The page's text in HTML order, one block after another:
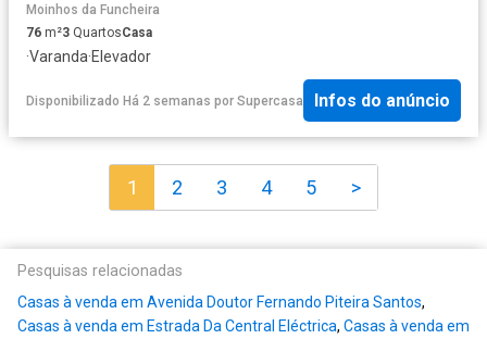
Moinhos da Funcheira
76 m²3 QuartosCasa
·Varanda·Elevador
Disponibilizado Há 2 semanas por Supercasa Infos do anúncio
1 2 3 4 5 >
Pesquisas relacionadas
Casas à venda em Avenida Doutor Fernando Piteira Santos,
Casas à venda em Estrada Da Central Eléctrica, Casas à venda em